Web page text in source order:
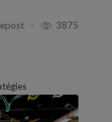
3875